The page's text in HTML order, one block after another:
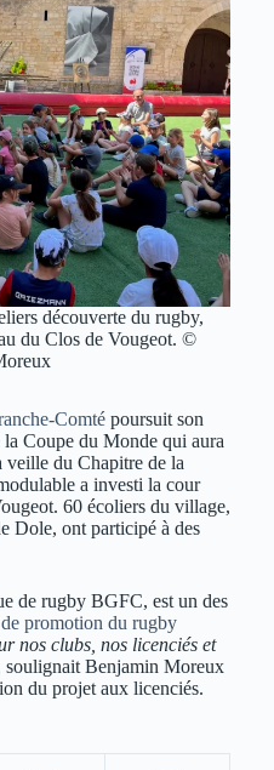
découverte du rugby,
du Clos de Vougeot. ©
Comté poursuit son
Coupe du Monde qui aura
veille du Chapitre de la
a investi la cour
60 écoliers du village,
Dole, ont participé à des
de rugby BGFC, est un des
promotion du rugby
nos clubs, nos licenciés et
soulignait Benjamin Moreux
du projet aux licenciés.